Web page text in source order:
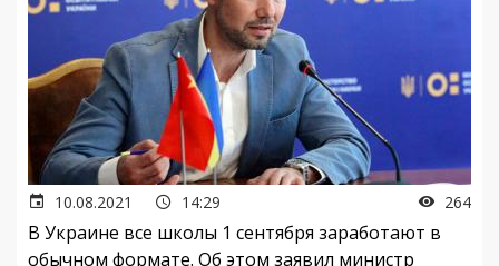
10.08.2021 14:29 264
В Украине все школы 1 сентября заработают в
обычном формате. Об этом заявил министр